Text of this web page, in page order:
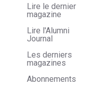
Lire le dernier
magazine
Lire l'Alumni
Journal
Les derniers
magazines
Abonnements